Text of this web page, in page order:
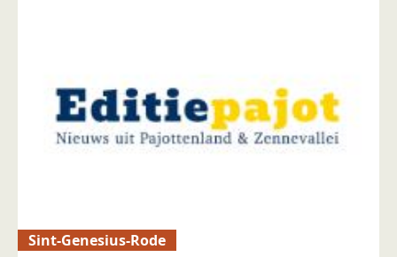
Sint-Genesius-Rode